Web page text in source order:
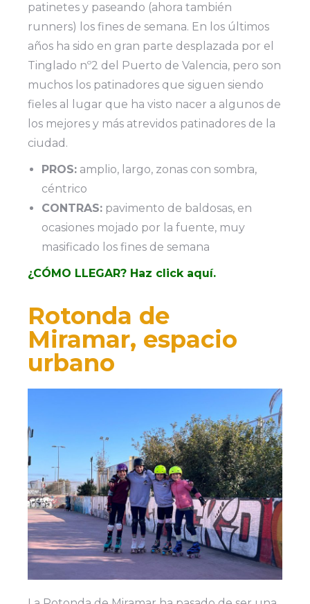
patinetes y paseando (ahora también
runners) los fines de semana. En los últimos
años ha sido en gran parte desplazada por el
Tinglado nº2 del Puerto de Valencia, pero son
muchos los patinadores que siguen siendo
fieles al lugar que ha visto nacer a algunos de
los mejores y más atrevidos patinadores de la
ciudad.
PROS: amplio, largo, zonas con sombra,
céntrico
CONTRAS: pavimento de baldosas, en
ocasiones mojado por la fuente, muy
masificado los fines de semana
¿CÓMO LLEGAR? Haz click aquí.
Rotonda de
Miramar, espacio
urbano